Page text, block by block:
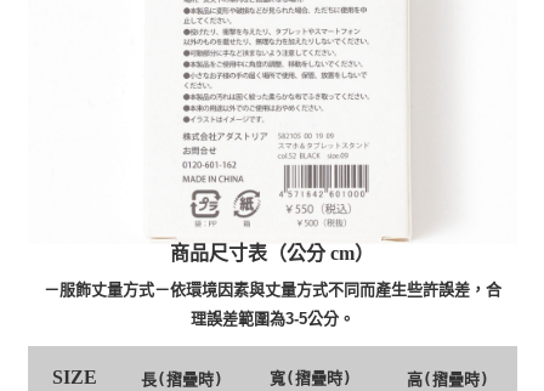
商品尺寸表（公分 cm）
－服飾丈量方式－依環境因素與丈量方式不同而產生些許誤差，合
理誤差範圍為3-5公分。
SIZE 長(摺疊時) 寬(摺疊時) 高(摺疊時)